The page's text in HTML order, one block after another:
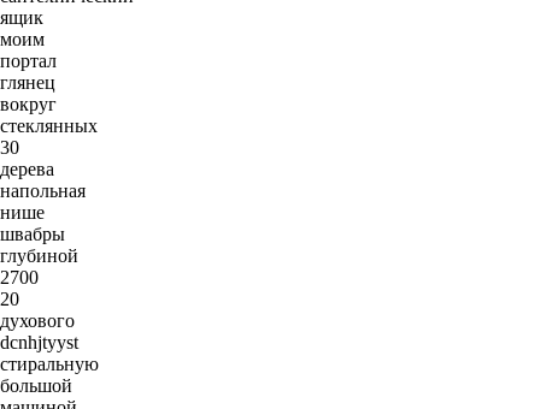
ящик
моим
портал
глянец
вокруг
стеклянных
30
дерева
напольная
нише
швабры
глубиной
2700
20
духового
dcnhjtyyst
стиральную
большой